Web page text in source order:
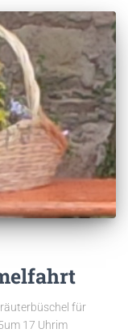
für
17 Uhrim